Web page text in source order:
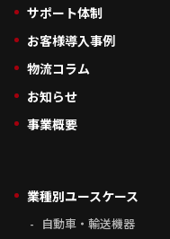
サポート体制
お客様導入事例
物流コラム
お知らせ
事業概要
業種別ユースケース
自動車・輸送機器